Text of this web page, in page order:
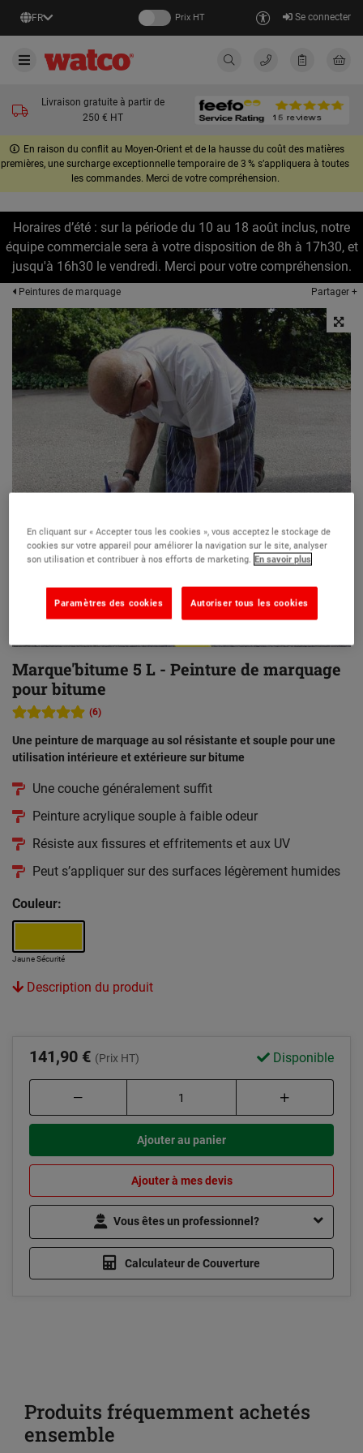
FR Prix HT Se connecter
Livraison gratuite à partir de
250 € HT
En raison du conflit au Moyen-Orient et de la hausse du coût des matières
premières, une surcharge exceptionnelle temporaire de 3 % s’appliquera à toutes
les commandes. Merci de votre compréhension.
Horaires d’été : sur la période du 10 au 18 août inclus, notre
équipe commerciale sera à votre disposition de 8h à 17h30, et
jusqu'à 16h30 le vendredi. Merci pour votre compréhension.
Peintures de marquage Partager +
Marque'bitume 5 L - Peinture de marquage
pour bitume
(6)
Une peinture de marquage au sol résistante et souple pour une
utilisation intérieure et extérieure sur bitume
Une couche généralement suffit
Peinture acrylique souple à faible odeur
Résiste aux fissures et effritements et aux UV
Peut s’appliquer sur des surfaces légèrement humides
Couleur:
Jaune Sécurité
Description du produit
141,90 € (Prix HT) Disponible
Ajouter au panier
Ajouter à mes devis
Vous êtes un professionnel?
Calculateur de Couverture
Produits fréquemment achetés
ensemble
En cliquant sur « Accepter tous les cookies », vous acceptez le stockage de
cookies sur votre appareil pour améliorer la navigation sur le site, analyser
son utilisation et contribuer à nos efforts de marketing. En savoir plus
Autoriser tous les cookies
Paramètres des cookies